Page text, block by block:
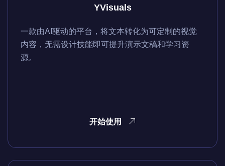
YVisuals
一款由AI驱动的平台，将文本转化为可定制的视觉
内容，无需设计技能即可提升演示文稿和学习资
源。
开始使用